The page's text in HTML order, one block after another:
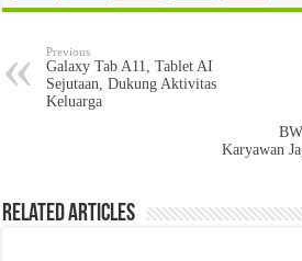
Previous
Galaxy Tab A11, Tablet AI
Sejutaan, Dukung Aktivitas
Keluarga
Karyawan
Related Articles